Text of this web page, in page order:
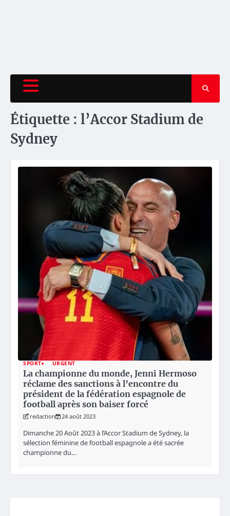
Étiquette : l’Accor Stadium de
Sydney
SPORT URGENT
La championne du monde, Jenni Hermoso
réclame des sanctions à l’encontre du
président de la fédération espagnole de
football après son baiser forcé
redaction 24 août 2023
Dimanche 20 Août 2023 à l’Accor Stadium de Sydney, la
sélection féminine de football espagnole a été sacrée
championne du…